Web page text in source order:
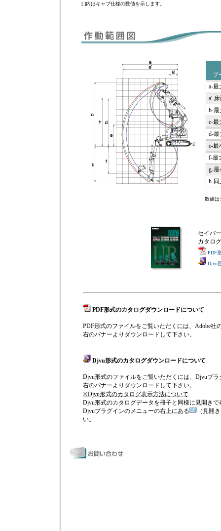
[ ]内はキャブ仕様の数値を示します。
ブ
a-最
a'-
b-最
c-最
d-最
e-最
f-最
g-最
h-同
数値は
セイバ
カタロ
PDF
Djvu
PDF形式のカタログダウンロードについて
PDF形式のファイルをご覧いただくには、Adobe社
右のバナーよりダウンロードして下さい。
Djvu形式のカタログダウンロードについて
Djvu形式のファイルをご覧いただくには、Djvuプ
右のバナーよりダウンロードして下さい。
※Djvu形式のカタログ表示方法について
Djvu形式のカタログデータを冊子と同様に見開き
Djvuプラグインのメニューの右上にある
（見開
い。